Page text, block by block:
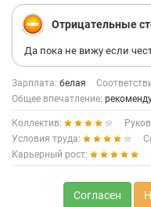
Отрицательные
Да пока не вижу если
Зарплата: белая
Общее впечатление:
Коллектив:
Условия труда:
Карьерный рост:
Согласен